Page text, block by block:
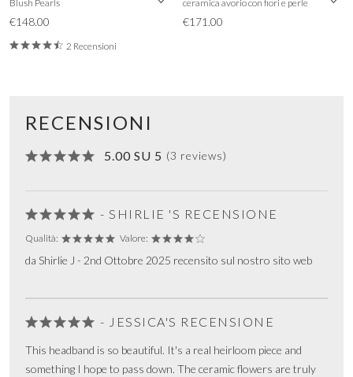
Blush Pearls
€148.00
2 Recensioni
ceramica avorio con fiori e perle
€171.00
RECENSIONI
5.00 SU 5 (3 reviews)
- SHIRLIE 'S RECENSIONE
Qualità: Valore:
da Shirlie J - 2nd Ottobre 2025 recensito sul nostro sito web
- JESSICA'S RECENSIONE
This headband is so beautiful. It's a real heirloom piece and
something I hope to pass down. The ceramic flowers are truly